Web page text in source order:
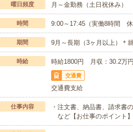
曜日頻度 月～金勤務（土日祝休み）
時間 9:00～17:45（実働8時間 休
期間 9月～長期（3ヶ月以上）＊
時給 時給1800円 月収：30.2万
交通費
交通費支給
仕事内容
・注文書、納品書、請求書
など【お仕事のポイント